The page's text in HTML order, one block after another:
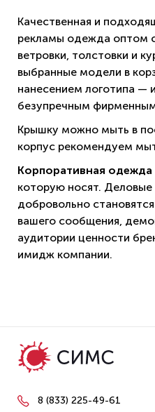
Качественная и
рекламы одежда оптом
ветровки, толстовки и
выбранные модели в
нанесением логотипа —
безупречным
Крышку можно мыть в
корпус рекомендуем
Корпоративная одежда
которую носят.
добровольно
вашего сообщения,
аудитории ценности
имидж компании.
8 (833) 225-49-61